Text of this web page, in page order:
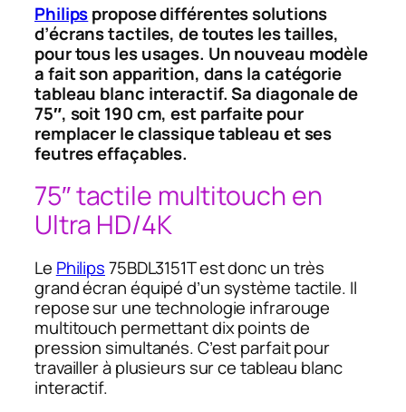
Philipspropose différentes solutions
d’écrans tactiles, de toutes les tailles,
pour tous les usages. Un nouveau modèle
a fait son apparition, dans la catégorie
tableau blanc interactif. Sa diagonale de
75″, soit 190 cm, est parfaite pour
remplacer le classique tableau et ses
feutres effaçables.
75″ tactile multitouch en
Ultra HD/4K
Le Philips75BDL3151T est donc un très
grand écran équipé d’un système tactile. Il
repose sur une technologie infrarouge
multitouch permettant dix points de
pression simultanés. C’est parfait pour
travailler à plusieurs sur ce tableau blanc
interactif.